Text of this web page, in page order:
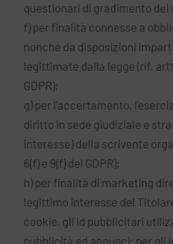
questionari di gradimento
f) per finalità connesse a
nonché da disposizioni
legittimate dalla legge (rif.
GDPR);
g) per l’accertamento,
diritto in sede giudiziale e
interesse) della scrivente
6(f) e 9(f) del GDPR);
h) per finalità di marketing
legittimo interesse del
cookie, gli id pubblicitari
pubblicità ed annunci; per gli